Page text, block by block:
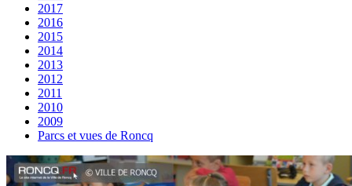
2017
2016
2015
2014
2013
2012
2011
2010
2009
Parcs et vues de Roncq